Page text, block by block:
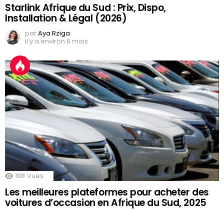
Starlink Afrique du Sud : Prix, Dispo,
Installation & Légal (2026)
parAya Rziga
il y a environ 6 mois
198 Vues
Les meilleures plateformes pour acheter des
voitures d’occasion en Afrique du Sud, 2025